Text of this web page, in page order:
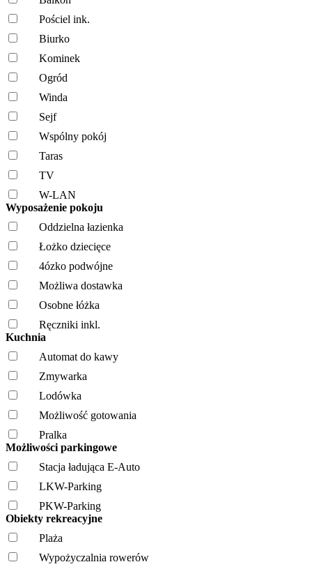
Pościel ink.
Biurko
Kominek
Ogród
Winda
Sejf
Wspólny pokój
Taras
TV
W-LAN
Wyposażenie pokoju
Oddzielna łazienka
Łożko dziecięce
4ózko podwójne
Możliwa dostawka
Osobne łóżka
Ręczniki inkl.
Kuchnia
Automat do kawy
Zmywarka
Lodówka
Możliwość gotowania
Pralka
Możliwości parkingowe
Stacja ładująca E-Auto
LKW-Parking
PKW-Parking
Obiekty rekreacyjne
Plaża
Wypożyczalnia rowerów